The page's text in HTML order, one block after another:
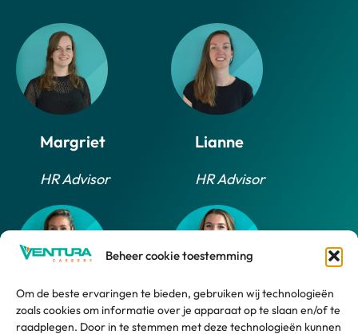
Beheer cookie toestemming
Om de beste ervaringen te bieden, gebruiken wij technologieën
zoals cookies om informatie over je apparaat op te slaan en/of te
raadplegen. Door in te stemmen met deze technologieën kunnen
Margriet
HR Advisor
Lianne
HR Advisor
Daphne Marlijn